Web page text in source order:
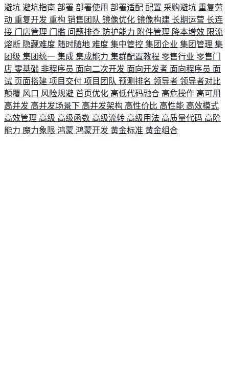
避坑 避坑指南 部署 部署使用 部署适配 配置 采购避坑 重复劳
动 重复开发 重构 销售团队 镜像优化 镜像构建 长期运营 长连
接 门店管理 门槛 问题排查 防护能力 附件管理 降本增效 限流
熔断 隐藏难度 随时随地 难度 集中管控 集团企业 集团管理 集
团级 集团统一 集成 集成能力 集群配置教程 零售行业 零售门
店 零基础 非程序员 面向二次开发 面向开发者 面向程序员 面
试 页面搭建 项目交付 项目团队 预测排名 领导者 领导者对比
颠覆 风口 风险规避 首页优化 高低代码融合 高危操作 高可用
高并发 高并发场景下 高并发架构 高性价比 高性能 高效模式
高效管理 高级 高级函数 高级流转 高级用法 高质量代码 高阶
能力 魔力象限 鸿蒙 鸿蒙开发 黄金标准 黄金组合